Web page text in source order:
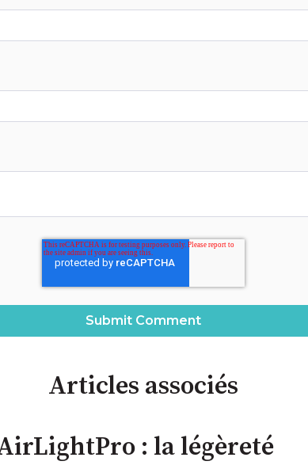
Articles associés
: la légèreté